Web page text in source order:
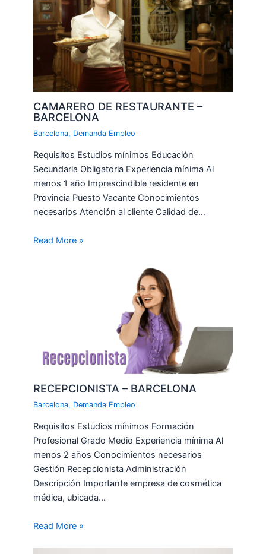
CAMARERO DE RESTAURANTE –
BARCELONA
Barcelona, Demanda Empleo
Requisitos Estudios mínimos Educación
Secundaria Obligatoria Experiencia mínima Al
menos 1 año Imprescindible residente en
Provincia Puesto Vacante Conocimientos
necesarios Atención al cliente Calidad de…
Read More »
RECEPCIONISTA – BARCELONA
Barcelona, Demanda Empleo
Requisitos Estudios mínimos Formación
Profesional Grado Medio Experiencia mínima Al
menos 2 años Conocimientos necesarios
Gestión Recepcionista Administración
Descripción Importante empresa de cosmética
médica, ubicada…
Read More »